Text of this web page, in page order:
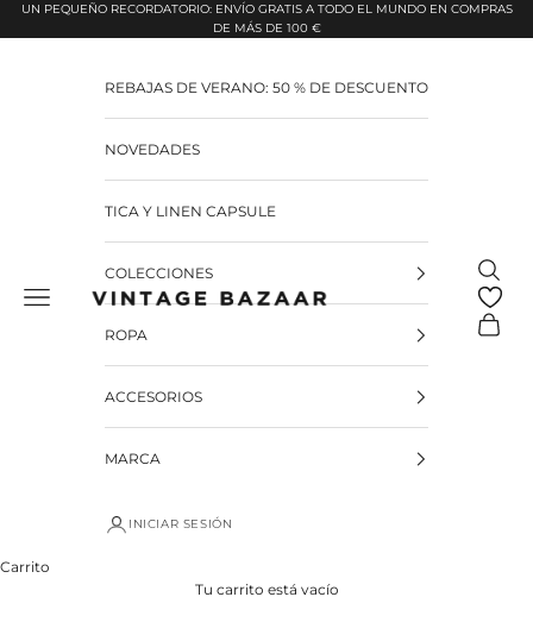
Pular para o conteúdo
UN PEQUEÑO RECORDATORIO: ENVÍO GRATIS A TODO EL MUNDO EN COMPRAS
DE MÁS DE 100 €
Vintage Bazaar
REBAJAS DE VERANO: 50 % DE DESCUENTO
NOVEDADES
TICA Y LINEN CAPSULE
COLECCIONES
ROPA
ACCESORIOS
MARCA
INICIAR SESIÓN
Carrito
Tu carrito está vacío